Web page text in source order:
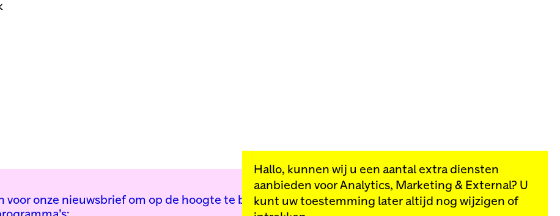
voor onze nieuwsbrief om op de hoogte te blijven van onze
Hallo, kunnen wij u een aantal extra diensten
aanbieden voor Analytics, Marketing & External? U
kunt uw toestemming later altijd nog wijzigen of